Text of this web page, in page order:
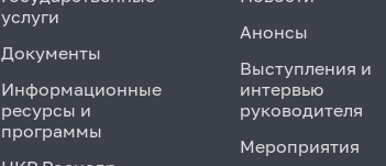
услуги
Документы
Информационные
ресурсы и
программы
Анонсы
Выступления и
интервью
руководителя
Мероприятия